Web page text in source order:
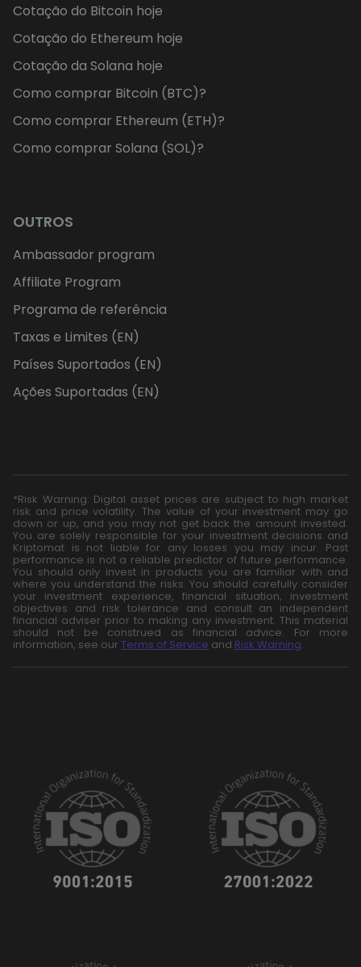
Cotação do Bitcoin hoje
Cotação do Ethereum hoje
Cotação da Solana hoje
Como comprar Bitcoin (BTC)?
Como comprar Ethereum (ETH)?
Como comprar Solana (SOL)?
OUTROS
Ambassador program
Affiliate Program
Programa de referência
Taxas e Limites (EN)
Países Suportados (EN)
Ações Suportadas (EN)
*Risk Warning: Digital asset prices are subject to high market
risk and price volatility. The value of your investment may go
down or up, and you may not get back the amount invested.
You are solely responsible for your investment decisions and
Kriptomat is not liable for any losses you may incur. Past
performance is not a reliable predictor of future performance.
You should only invest in products you are familiar with and
where you understand the risks. You should carefully consider
your investment experience, financial situation, investment
objectives and risk tolerance and consult an independent
financial adviser prior to making any investment. This material
should not be construed as financial advice. For more
information, see our Terms of Service and Risk Warning.